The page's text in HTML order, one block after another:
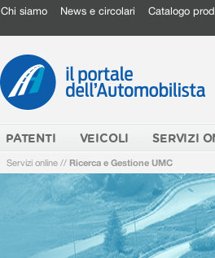
Chi siamo News e circolari Catalogo
PATENTI VEICOLI SERVIZI
Servizi online // Ricerca e Gestione UMC